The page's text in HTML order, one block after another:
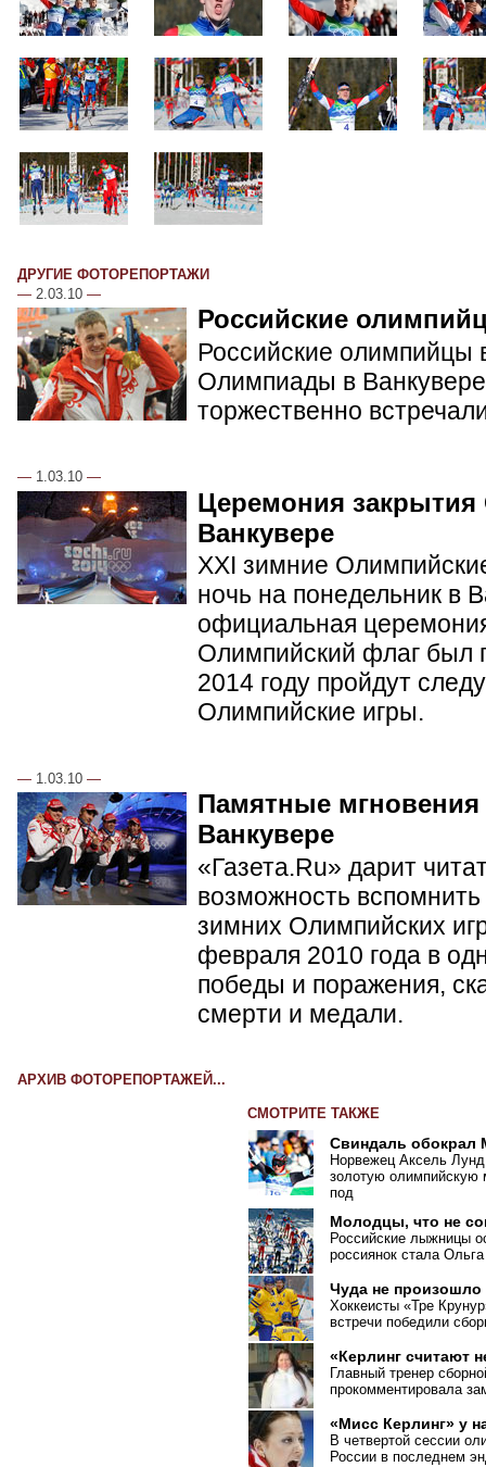
ДРУГИЕ ФОТОРЕПОРТАЖИ
— 2.03.10 —
Российские
Российские олимпийцы
Олимпиады в
торжественно
— 1.03.10 —
Церемония
Ванкувере
XXI зимние
ночь на понедельник в
официальная
Олимпийский флаг был
2014 году пройдут
Олимпийские игры.
— 1.03.10 —
Памятные
Ванкувере
«Газета.Ru» дарит
возможность
зимних Олимпийских
февраля 2010 года в
победы и поражения,
смерти и медали.
АРХИВ ФОТОРЕПОРТАЖЕЙ...
СМОТРИТЕ ТАКЖЕ
Свиндаль обокрал
Норвежец Аксель
золотую олимпийскую
под
Молодцы, что не
Российские лыжницы
россиянок стала
Чуда не произошло
Хоккеисты «Тре
встречи победили
«Керлинг считают
Главный тренер
прокомментировала
«Мисс Керлинг» у
В четвертой сессии
России в последнем